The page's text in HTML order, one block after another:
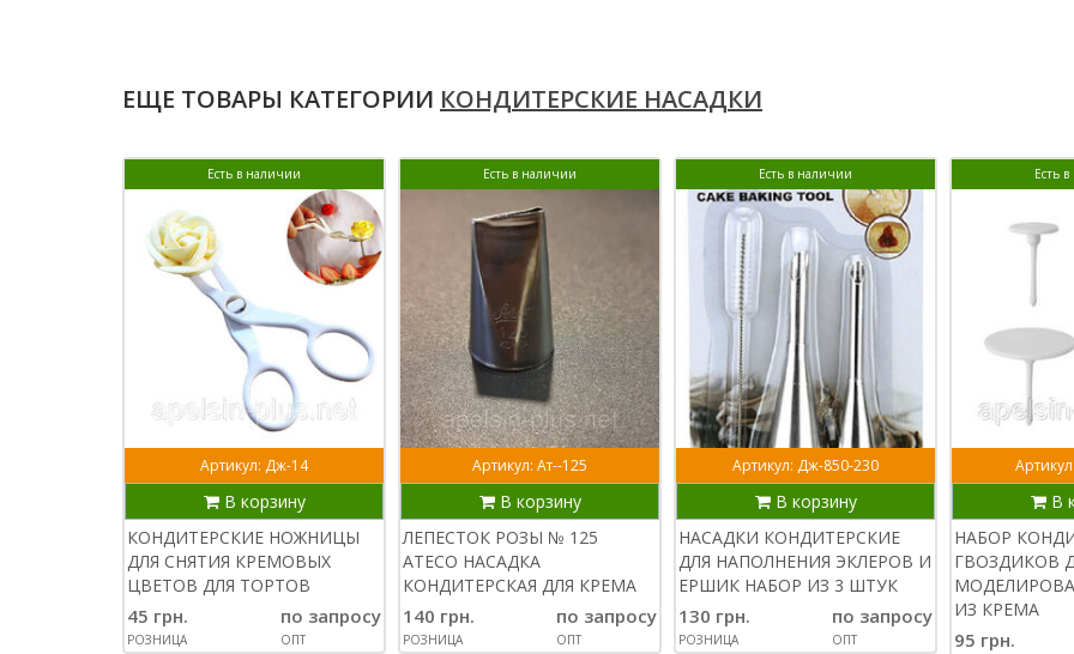
ЕЩЕ ТОВАРЫ КАТЕГОРИИ КОНДИТЕРСКИЕ НАСАДКИ
Есть в наличии
Артикул: Дж-14
В корзину
КОНДИТЕРСКИЕ НОЖНИЦЫ
ДЛЯ СНЯТИЯ КРЕМОВЫХ
ЦВЕТОВ ДЛЯ ТОРТОВ
45 грн.
РОЗНИЦА
по запросу
ОПТ
Есть в наличии
Артикул: Ат--125
В корзину
ЛЕПЕСТОК РОЗЫ № 125
ATECO НАСАДКА
КОНДИТЕРСКАЯ ДЛЯ КРЕМА
140 грн.
РОЗНИЦА
по запросу
ОПТ
Есть в наличии
Артикул: Дж-850-230
В корзину
НАСАДКИ КОНДИТЕРСКИЕ
ДЛЯ НАПОЛНЕНИЯ ЭКЛЕРОВ И
ЕРШИК НАБОР ИЗ 3 ШТУК
130 грн.
РОЗНИЦА
по запросу
ОПТ
Есть
В
НАБОР
ГВОЗДИКОВ
ИЗ КРЕМА
95 грн.